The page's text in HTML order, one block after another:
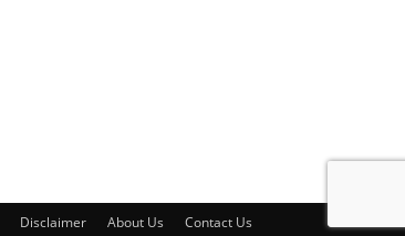
Disclaimer About Us Contact Us